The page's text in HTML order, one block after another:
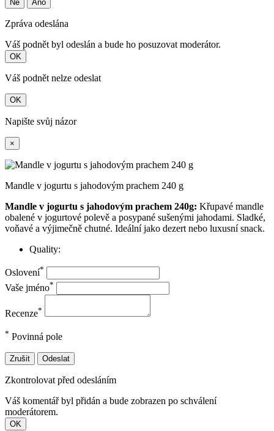
Ne Ano
Zpráva odeslána
Váš podnět byl odeslán a bude ho posuzovat moderátor.
OK
Váš podnět nelze odeslat
OK
Napište svůj názor
×
Mandle v jogurtu s jahodovým prachem 240 g
Mandle v jogurtu s jahodovým prachem 240g: Křupavé mandle
obalené v jogurtové polevě a posypané sušenými jahodami. Sladké,
voňavé a výjimečně chutné. Ideální jako dezert nebo luxusní snack.
Quality:
Oslovení*
Vaše jméno*
Recenze*
* Povinná pole
Zrušit Odeslat
Zkontrolovat před odesláním
Váš komentář byl přidán a bude zobrazen po schválení
moderátorem.
OK